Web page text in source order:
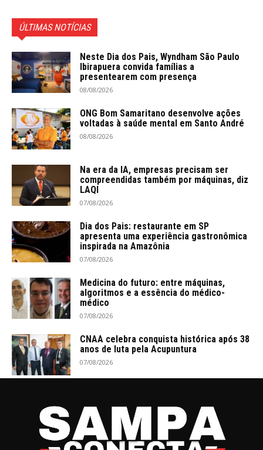
ÚLTIMAS NOTÍCIAS
Neste Dia dos Pais, Wyndham São Paulo
Ibirapuera convida famílias a
presentearem com presença
08/08/2026
ONG Bom Samaritano desenvolve ações
voltadas à saúde mental em Santo André
08/08/2026
Na era da IA, empresas precisam ser
compreendidas também por máquinas, diz
LAQI
07/08/2026
Dia dos Pais: restaurante em SP
apresenta uma experiência gastronômica
inspirada na Amazônia
07/08/2026
Medicina do futuro: entre máquinas,
algoritmos e a essência do médico-
médico
07/08/2026
CNAA celebra conquista histórica após 38
anos de luta pela Acupuntura
07/08/2026